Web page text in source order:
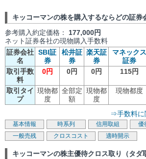
キッコーマンの株を購入するならどの証券
参考購入約定価格： 177,000円
ネット証券各社の現物購入手数料
証券会社
名
SBI証
券
松井証
券
楽天証
券
マネックス
証券
取引手数
料
0円 0円 0円 115円
取引タイ
プ
現物都
度
全部定
額
現物都
度
現物都度
⇒手数料に
基本情報 時系列 信用取組 優
一般売残
クロスコスト 適時開示
キッコーマンの株主優待クロス取り（タダ